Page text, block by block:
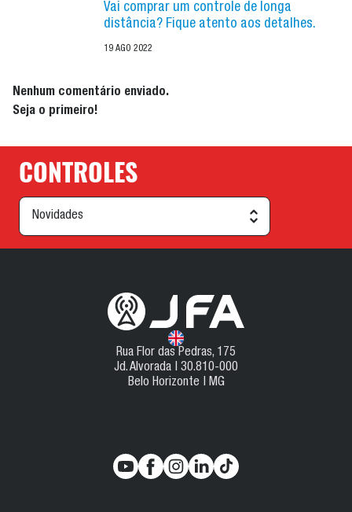
Vai comprar um controle de longa
distância? Fique atento aos detalhes.
19 AGO 2022
Nenhum comentário enviado.
Seja o primeiro!
CONTROLES
Rua Flor das Pedras, 175
Jd. Alvorada | 30.810-000
Belo Horizonte | MG